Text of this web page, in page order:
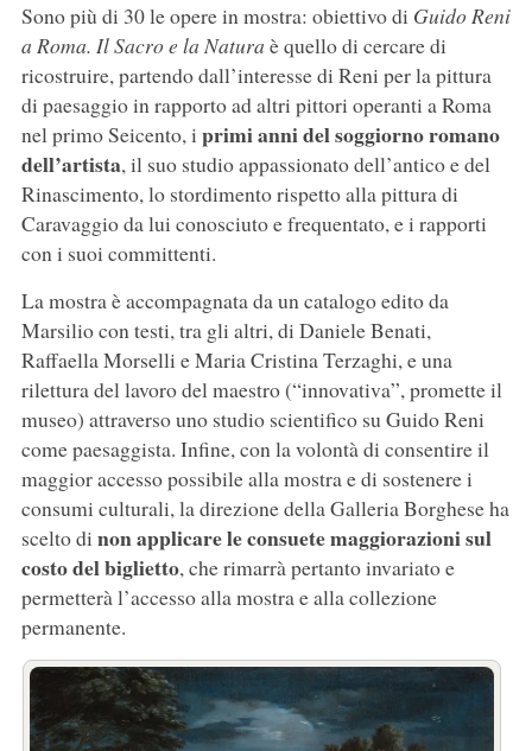
Sono più di 30 le opere in mostra: obiettivo di Guido Reni
a Roma. Il Sacro e la Natura è quello di cercare di
ricostruire, partendo dall’interesse di Reni per la pittura
di paesaggio in rapporto ad altri pittori operanti a Roma
nel primo Seicento, i primi anni del soggiorno romano
dell’artista, il suo studio appassionato dell’antico e del
Rinascimento, lo stordimento rispetto alla pittura di
Caravaggio da lui conosciuto e frequentato, e i rapporti
con i suoi committenti.
La mostra è accompagnata da un catalogo edito da
Marsilio con testi, tra gli altri, di Daniele Benati,
Raffaella Morselli e Maria Cristina Terzaghi, e una
rilettura del lavoro del maestro (“innovativa”, promette il
museo) attraverso uno studio scientifico su Guido Reni
come paesaggista. Infine, con la volontà di consentire il
maggior accesso possibile alla mostra e di sostenere i
consumi culturali, la direzione della Galleria Borghese ha
scelto di non applicare le consuete maggiorazioni sul
costo del biglietto, che rimarrà pertanto invariato e
permetterà l’accesso alla mostra e alla collezione
permanente.